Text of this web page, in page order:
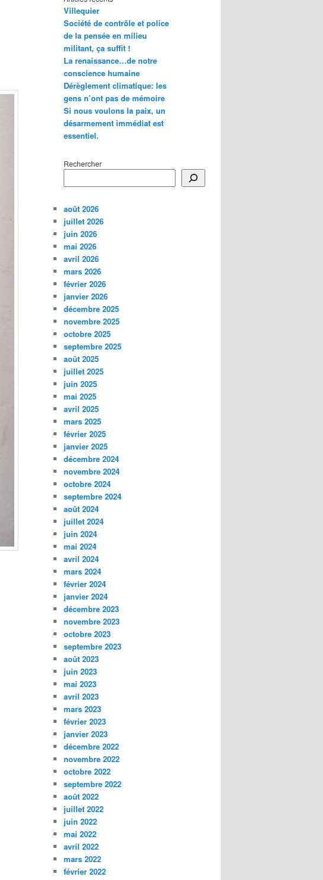
Villequier
Société de contrôle et police
de la pensée en milieu
militant, ça suffit !
La renaissance…de notre
conscience humaine
Dérèglement climatique: les
gens n’ont pas de mémoire
Si nous voulons la paix, un
désarmement immédiat est
essentiel.
Rechercher
août 2026
juillet 2026
juin 2026
mai 2026
avril 2026
mars 2026
février 2026
janvier 2026
décembre 2025
novembre 2025
octobre 2025
septembre 2025
août 2025
juillet 2025
juin 2025
mai 2025
avril 2025
mars 2025
février 2025
janvier 2025
décembre 2024
novembre 2024
octobre 2024
septembre 2024
août 2024
juillet 2024
juin 2024
mai 2024
avril 2024
mars 2024
février 2024
janvier 2024
décembre 2023
novembre 2023
octobre 2023
septembre 2023
août 2023
juin 2023
mai 2023
avril 2023
mars 2023
février 2023
janvier 2023
décembre 2022
novembre 2022
octobre 2022
septembre 2022
août 2022
juillet 2022
juin 2022
mai 2022
avril 2022
mars 2022
février 2022